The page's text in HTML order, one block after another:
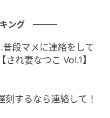
ング
段マメに連絡をして
れ妻なつこ Vol.1】
するなら連絡して！